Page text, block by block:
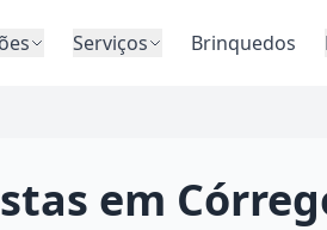
Serviços Brinquedos
em